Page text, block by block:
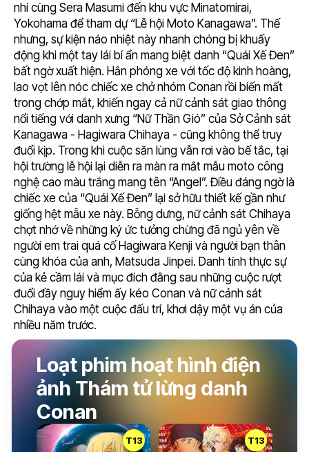
nhí cùng Sera Masumi đến khu vực Minatomirai,
Yokohama để tham dự “Lễ hội Moto Kanagawa”. Thế
nhưng, sự kiện náo nhiệt này nhanh chóng bị khuấy
động khi một tay lái bí ẩn mang biệt danh “Quái Xế Đen”
bất ngờ xuất hiện. Hắn phóng xe với tốc độ kinh hoàng,
lao vọt lên nóc chiếc xe chở nhóm Conan rồi biến mất
trong chớp mắt, khiến ngay cả nữ cảnh sát giao thông
nổi tiếng với danh xưng “Nữ Thần Gió” của Sở Cảnh sát
Kanagawa - Hagiwara Chihaya - cũng không thể truy
đuổi kịp. Trong khi cuộc săn lùng vẫn rơi vào bế tắc, tại
hội trường lễ hội lại diễn ra màn ra mắt mẫu moto công
nghệ cao màu trắng mang tên “Angel”. Điều đáng ngờ là
chiếc xe của “Quái Xế Đen” lại sở hữu thiết kế gần như
giống hệt mẫu xe này. Bỗng dưng, nữ cảnh sát Chihaya
chợt nhớ về những ký ức tưởng chừng đã ngủ yên về
người em trai quá cố Hagiwara Kenji và người bạn thân
cùng khóa của anh, Matsuda Jinpei. Danh tính thực sự
của kẻ cầm lái và mục đích đằng sau những cuộc rượt
đuổi đầy nguy hiểm ấy kéo Conan và nữ cảnh sát
Chihaya vào một cuộc đấu trí, khơi dậy một vụ án của
nhiều năm trước.
Loạt phim hoạt hình điện
ảnh Thám tử lừng danh
Conan
T13 T13